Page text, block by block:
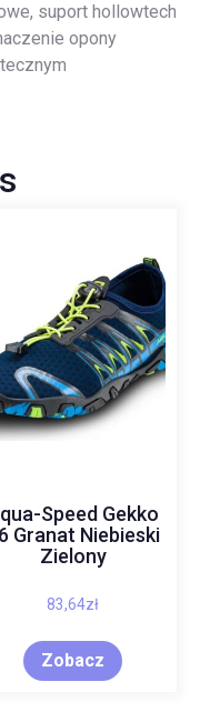
suport hollowtech
opony
Speed Gekko
Granat Niebieski
Zielony
83,64zł
Zobacz